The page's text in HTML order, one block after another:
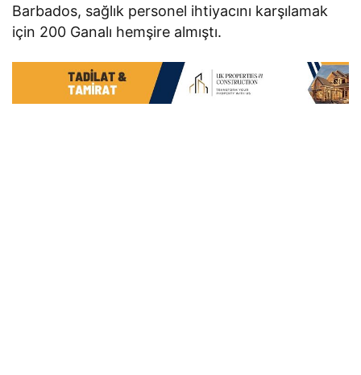
Barbados, sağlık personel ihtiyacını karşılamak
için 200 Ganalı hemşire almıştı.